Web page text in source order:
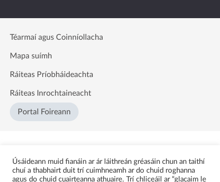
Téarmaí agus Coinníollacha
Mapa suímh
Ráiteas Príobháideachta
Ráiteas Inrochtaineacht
Portal Foireann
Úsáideann muid fianáin ar ár láithreán gréasáin chun an taithí
chuí a thabhairt duit trí cuimhneamh ar do chuid roghanna
agus do chuid cuairteanna athuaire. Trí chliceáil ar “glacaim le